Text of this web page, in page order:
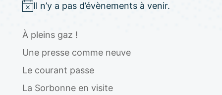
N
t
i
c
Il n’y a pas d’évènements à venir.
À pleins gaz !
Une presse comme neuve
Le courant passe
La Sorbonne en visite